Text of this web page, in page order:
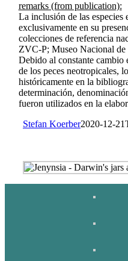
remarks (from publication):
La inclusión de las especies
exclusivamente en su
colecciones de referencia
ZVC-P; Museo Nacional
Debido al constante cambio
de los peces neotropicales,
históricamente en la
determinación,
fueron utilizados en la
Stefan Koerber2020-12-